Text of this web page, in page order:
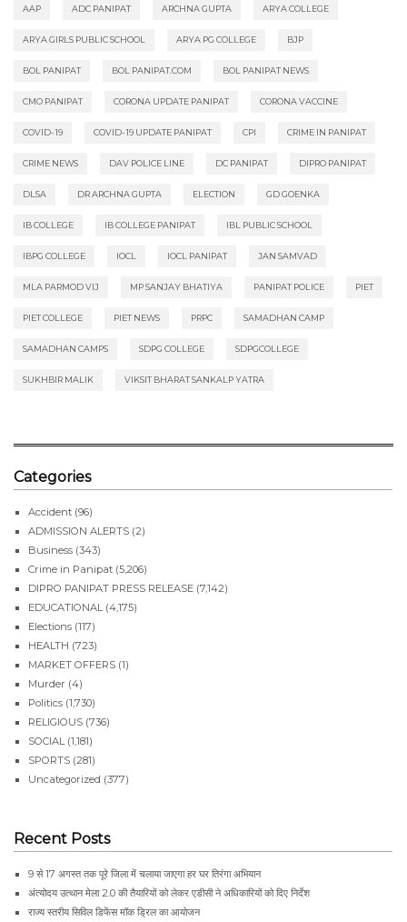
AAP ADC PANIPAT ARCHNA GUPTA ARYA COLLEGE
ARYA GIRLS PUBLIC SCHOOL ARYA PG COLLEGE BJP
BOL PANIPAT BOL PANIPAT.COM BOL PANIPAT NEWS
CMO PANIPAT CORONA UPDATE PANIPAT CORONA VACCINE
COVID-19 COVID-19 UPDATE PANIPAT CPI CRIME IN PANIPAT
CRIME NEWS DAV POLICE LINE DC PANIPAT DIPRO PANIPAT
DLSA DR ARCHNA GUPTA ELECTION GD GOENKA
IB COLLEGE IB COLLEGE PANIPAT IBL PUBLIC SCHOOL
IBPG COLLEGE IOCL IOCL PANIPAT JAN SAMVAD
MLA PARMOD VIJ MP SANJAY BHATIYA PANIPAT POLICE PIET
PIET COLLEGE PIET NEWS PRPC SAMADHAN CAMP
SAMADHAN CAMPS SDPG COLLEGE SDPGCOLLEGE
SUKHBIR MALIK VIKSIT BHARAT SANKALP YATRA
Categories
Accident (96)
ADMISSION ALERTS (2)
Business (343)
Crime in Panipat (5,206)
DIPRO PANIPAT PRESS RELEASE (7,142)
EDUCATIONAL (4,175)
Elections (117)
HEALTH (723)
MARKET OFFERS (1)
Murder (4)
Politics (1,730)
RELIGIOUS (736)
SOCIAL (1,181)
SPORTS (281)
Uncategorized (377)
Recent Posts
9 से 17 अगस्त तक पूरे जिला में चलाया जाएगा हर घर तिरंगा अभियान
अंत्योदय उत्थान मेला 2.0 की तैयारियों को लेकर एडीसी ने अधिकारियों को दिए निर्देश
राज्य स्तरीय सिविल डिफेंस मॉक ड्रिल का आयोजन